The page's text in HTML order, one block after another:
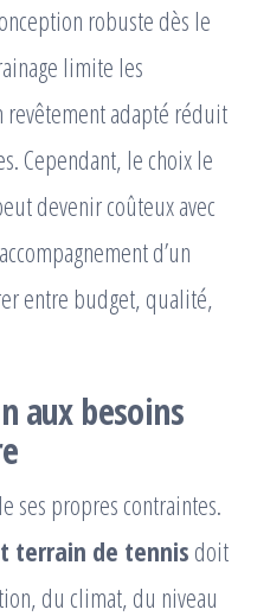
robuste dès le
limite les
revêtement adapté réduit
Cependant, le choix le
devenir coûteux avec
d’un
entre budget, qualité,
aux besoins
ses propres contraintes.
terrain de tennis doit
du climat, du niveau